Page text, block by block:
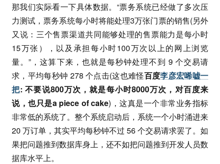
那我们实际看一下具体数据。“票务系统已经做了多次压
力测试，票务系统每小时将能处理3万张门票的销售(另外
又说：三个售票渠道共同能够处理的售票能力是每小时
15万张），以及承担每小时100万次以上的网上浏览
量。”，这算下来，也就是每秒钟处理不到 9 个交易请
求，平均每秒钟 278 个点击(这也难怪百度李彦宏唏嘘一
把: 不要说800万次，就是每小时8000万次，对百度来
说，也只是a piece of cake)，这真是一个非常业务指标
非常低的系统了。整个系统启动后，系统一个小时涌进来
20 万订单，其实平均每秒钟不过 56 个交易请求罢了。如
果把问题推到数据库身上，还不如把问题推到开发人员数
据库水平上。